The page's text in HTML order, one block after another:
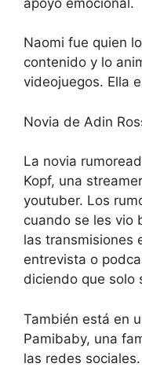
Naomi fue quien
contenido y lo
videojuegos. Ella
Novia de Adin
La novia
Kopf, una
youtuber. Los
cuando se les vio
las transmisiones
entrevista o
diciendo que solo
También está en
Pamibaby, una
las redes